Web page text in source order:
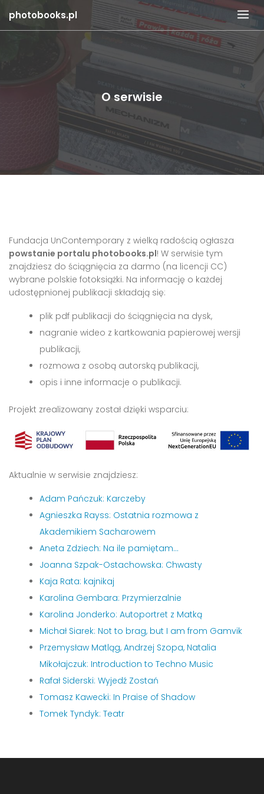
content
photobooks.pl
O serwisie
Fundacja UnContemporary z wielką radością ogłasza
powstanie portalu photobooks.pl! W serwisie tym
znajdziesz do ściągnięcia za darmo (na licencji CC)
wybrane polskie fotoksiążki. Na informację o każdej
udostępnionej publikacji składają się:
plik pdf publikacji do ściągnięcia na dysk,
nagranie wideo z kartkowania papierowej wersji
publikacji,
rozmowa z osobą autorską publikacji,
opis i inne informacje o publikacji.
Projekt zrealizowany został dzięki wsparciu:
Aktualnie w serwisie znajdziesz:
Adam Pańczuk: Karczeby
Agnieszka Rayss: Ostatnia rozmowa z
Akademikiem Sacharowem
Aneta Zdziech: Na ile pamiętam…
Joanna Szpak-Ostachowska: Chwasty
Kaja Rata: kajnikaj
Karolina Gembara: Przymierzalnie
Karolina Jonderko: Autoportret z Matką
Michał Siarek: Not to brag, but I am from Gamvik
Przemysław Matląg, Andrzej Szopa, Natalia
Mikołajczuk: Introduction to Techno Music
Rafał Siderski: Wyjedź Zostań
Tomasz Kawecki: In Praise of Shadow
Tomek Tyndyk: Teatr